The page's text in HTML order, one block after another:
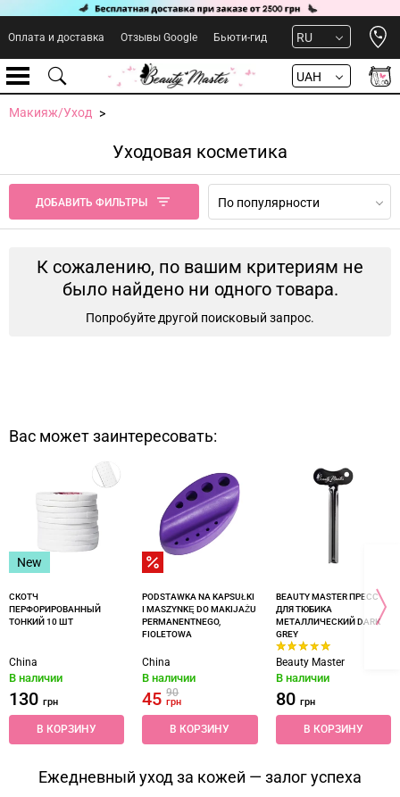
Оплата и доставка Отзывы Google Бьюти-гид RU
UAH
Макияж/Уход
Уходовая косметика
ДОБАВИТЬ ФИЛЬТРЫ По популярности
К сожалению, по вашим критериям не
было найдено ни одного товара.
Попробуйте другой поисковый запрос.
Вас может заинтересовать:
New
СКОТЧ
ПЕРФОРИРОВАННЫЙ
ТОНКИЙ 10 ШТ
China
В наличии
130 грн
В КОРЗИНУ
PODSTAWKA NA KAPSUŁKI
I MASZYNKĘ DO MAKIJAŻU
PERMANENTNEGO,
FIOLETOWA
China
В наличии
4590
грн
В КОРЗИНУ
BEAUTY MASTER ПРЕСС
ДЛЯ ТЮБИКА
МЕТАЛЛИЧЕСКИЙ DARK
GREY
Beauty Master
В наличии
80 грн
В КОРЗИНУ
Ежедневный уход за кожей — залог успеха